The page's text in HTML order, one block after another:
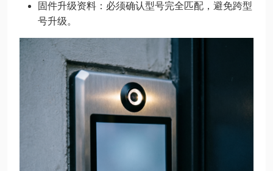
固件升级资料：必须确认型号完全匹配，避免跨型
号升级。